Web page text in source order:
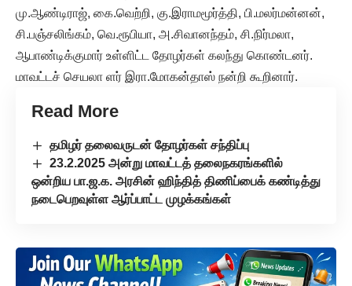
மு.ஆண்டிராஜ், கை.வெற்றி, கு.இராமமூர்த்தி, பி.மலர்மன்னன்,
சி.பஞ்சலிங்கம், வெ.ரூபியா, அ.சிவானந்தம், சி.நிர்மலா,
ஆபாண்டிக்குமார் உள்ளிட்ட தோழர்கள் கலந்து கொண்டனர்.
மாவட்டச் செயலா ளர் இரா.மோகன்தாஸ் நன்றி கூறினார்.
Read More
தமிழர் தலைவருடன் தோழர்கள் சந்திப்பு
23.2.2025 அன்று மாவட்டத் தலைநகரங்களில்
ஒன்றிய பா.ஜ.க. அரசின் ஹிந்தித் திணிப்பைக் கண்டித்து
நடைபெறவுள்ள ஆர்ப்பாட்ட முழக்கங்கள்